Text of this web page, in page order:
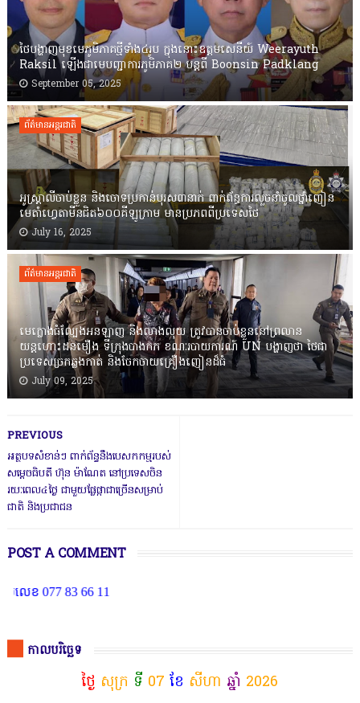
ថៃបង្ហាញមុខមេភូមិភាគថ្មីទាំង៤រូប ក្នុងនោះឧត្តមសេនីយ៍ Weerayuth
Raksil ឡើងជាមេបញ្ជាការភូមិភាគ២ បន្តពី Boonsin Padklang
September 05, 2025
ព័ត៌មានអន្តរជាតិ
អូស្រ្តាលីចាប់ខ្លួន និងចោទប្រកាន់បុរស៣នាក់ ពាក់ព័ន្ធការលួចនាំចូលថ្នាំញៀន
មេតាំហ្វេតាមីនជិត៦០០គីឡូក្រាម មានប្រភពពីប្រទេសថៃ
July 16, 2025
ព័ត៌មានអន្តរជាតិ
មេក្លោងធំល្បែងអនឡាញ និងលាងលុយ ត្រូវបានចាប់ខ្លួននៅព្រលាន
យន្តហោះដនមឿង ទីក្រុងបាងកក ខណៈរបាយការណ៍ UN បង្ហាញថា ថៃជា
ប្រទេសច្រកឆ្លងកាត់ និងចែកចាយគ្រឿងញៀនដ៏ធំ
July 09, 2025
PREVIOUS
អត្ថបទសំខាន់ៗ ពាក់ព័ន្ធនឹងបេសកកម្មរបស់
សម្តេចធិបតី ហ៊ុន ម៉ាណែត នៅប្រទេសចិន
រយៈពេល៤ថ្ងៃ ជាមួយផ្លែផ្កាជាច្រើនសម្រាប់
ជាតិ និងប្រជាជន
POST A COMMENT
83 66 11
កាលបរិច្ឆេទ
ថ្ងៃ សុក្រ ទី 07 ខែ សីហា ឆ្នាំ 2026